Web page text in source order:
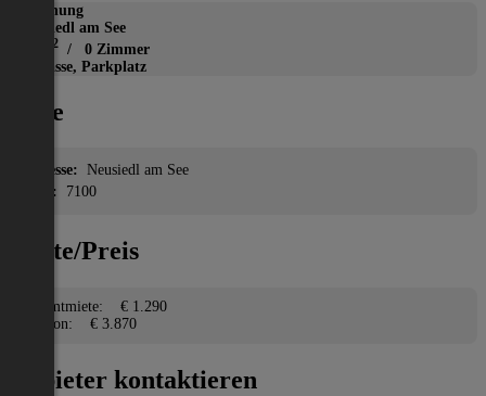
Wohnung
Neusiedl am See
2 / 0 Zimmer
Terrasse, Parkplatz
Lage
Adresse: Neusiedl am See
PLZ:
7100
Miete/Preis
Gesamtmiete:
€ 1.290
Kaution:
€ 3.870
Anbieter kontaktieren